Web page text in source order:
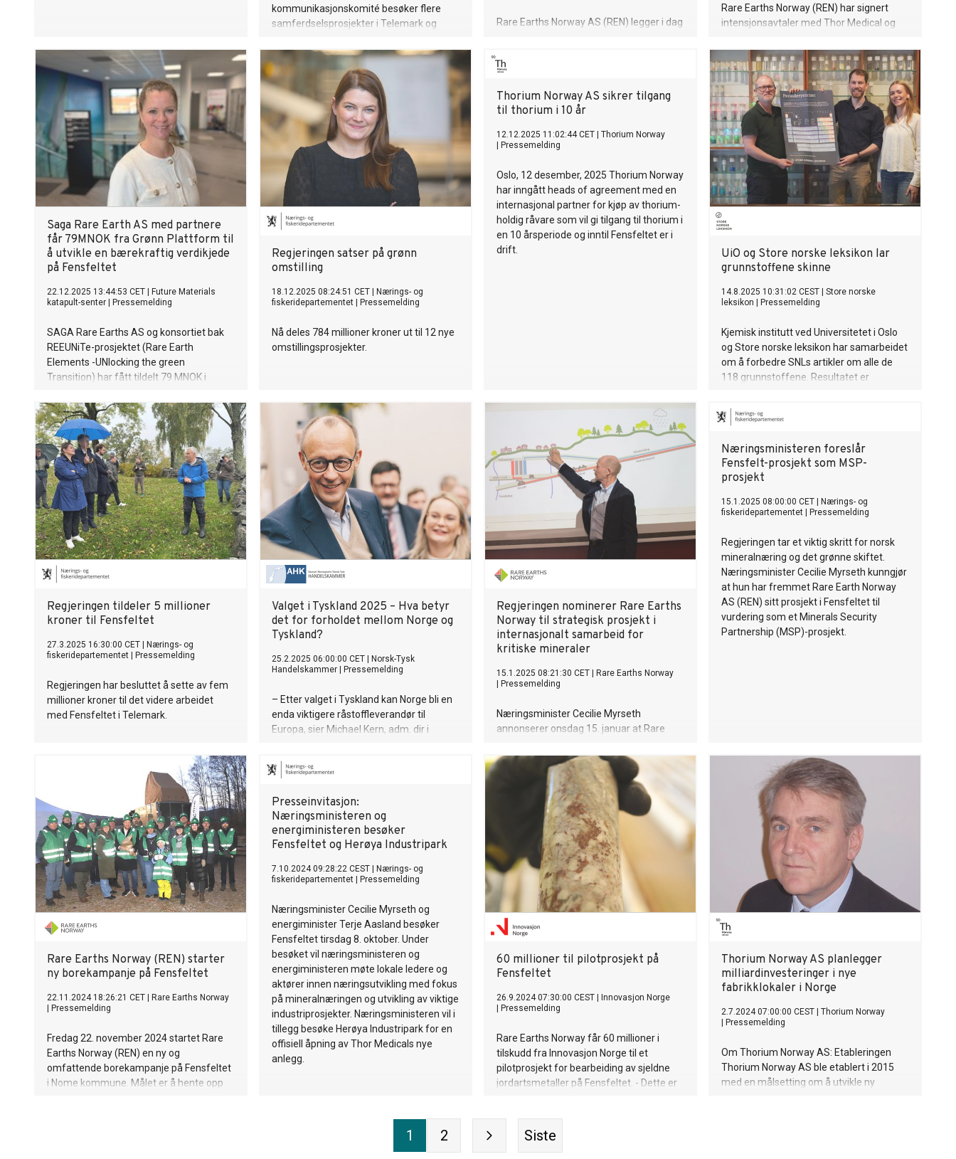
kommunikasjonskomité besøker flere
samferdselsprosjekter i Telemark og
Rare Earths Norway AS (REN) legger i dag
JORC-standarden av konsulentselskapet
at REN innehar rettighetene til Europas
desidert største forekomst av sjeldne
Rare Earths Norway (REN) har signert
intensjonsavtaler med Thor Medical og
samarbeid knyttet til kommersiell bruk av
thorium i forbindelse med prosessering
av sjeldne jordarter fra Fensfeltet ved
Ulefoss.
Saga Rare Earth AS med partnere
får 79MNOK fra Grønn Plattform til
å utvikle en bærekraftig verdikjede
på Fensfeltet
22.12.2025 13:44:53 CET
Future Materials
katapult-senter
Pressemelding
SAGA Rare Earths AS og konsortiet bak
REEUNiTe-prosjektet (Rare Earth
Elements -UNlocking the green
Transition) har fått tildelt 79 MNOK i
Europas første bærekraftige og
teknologisk ledende verdikjede for
utvinning og prosessering av sjeldne
jordartsmetaller (REE) og thorium fra
Fensfeltet i Telemark. Tildelingen
markerer et viktig steg for norsk og
europeisk grønn omstilling og prosjektet
har et totalt budsjett på hele 139MNOK.
Regjeringen satser på grønn
omstilling
18.12.2025 08:24:51 CET
Nærings- og
fiskeridepartementet
Pressemelding
Nå deles 784 millioner kroner ut til 12 nye
omstillingsprosjekter.
Thorium Norway AS sikrer tilgang
til thorium i 10 år
12.12.2025 11:02:44 CET
Thorium Norway
Pressemelding
Oslo, 12 desember, 2025 Thorium Norway
har inngått heads of agreement med en
internasjonal partner for kjøp av thorium-
holdig råvare som vil gi tilgang til thorium i
en 10 årsperiode og inntil Fensfeltet er i
drift.
UiO og Store norske leksikon lar
grunnstoffene skinne
14.8.2025 10:31:02 CEST
Store norske
leksikon
Pressemelding
Kjemisk institutt ved Universitetet i Oslo
og Store norske leksikon har samarbeidet
om å forbedre SNLs artikler om alle de
118 grunnstoffene. Resultatet er
og studenter, men også alle som vil
skjønne mer om grunnstoffenes
Regjeringen tildeler 5 millioner
kroner til Fensfeltet
27.3.2025 16:30:00 CET
Nærings- og
fiskeridepartementet
Pressemelding
Regjeringen har besluttet å sette av fem
millioner kroner til det videre arbeidet
med Fensfeltet i Telemark.
Valget i Tyskland 2025 – Hva betyr
det for forholdet mellom Norge og
Tyskland?
25.2.2025 06:00:00 CET
Norsk-Tysk
Handelskammer
Pressemelding
– Etter valget i Tyskland kan Norge bli en
enda viktigere råstoffleverandør til
Europa, sier Michael Kern, adm. dir i
Regjeringen nominerer Rare Earths
Norway til strategisk prosjekt i
internasjonalt samarbeid for
kritiske mineraler
15.1.2025 08:21:30 CET
Rare Earths Norway
Pressemelding
Næringsminister Cecilie Myrseth
annonserer onsdag 15. januar at Rare
strategisk prosjekt under Minerals
Security Partnership (MSP).
Næringsministeren foreslår
Fensfelt-prosjekt som MSP-
prosjekt
15.1.2025 08:00:00 CET
Nærings- og
fiskeridepartementet
Pressemelding
Regjeringen tar et viktig skritt for norsk
mineralnæring og det grønne skiftet.
Næringsminister Cecilie Myrseth kunngjør
at hun har fremmet Rare Earth Norway
AS (REN) sitt prosjekt i Fensfeltet til
vurdering som et Minerals Security
Partnership (MSP)-prosjekt.
Rare Earths Norway (REN) starter
ny borekampanje på Fensfeltet
22.11.2024 18:26:21 CET
Rare Earths Norway
Pressemelding
Fredag 22. november 2024 startet Rare
Earths Norway (REN) en ny og
omfattende borekampanje på Fensfeltet
i Nome kommune. Målet er å hente opp
Presseinvitasjon:
Næringsministeren og
energiministeren besøker
Fensfeltet og Herøya Industripark
7.10.2024 09:28:22 CEST
Nærings- og
fiskeridepartementet
Pressemelding
Næringsminister Cecilie Myrseth og
energiminister Terje Aasland besøker
Fensfeltet tirsdag 8. oktober. Under
besøket vil næringsministeren og
energiministeren møte lokale ledere og
aktører innen næringsutvikling med fokus
på mineralnæringen og utvikling av viktige
industriprosjekter. Næringsministeren vil i
tillegg besøke Herøya Industripark for en
offisiell åpning av Thor Medicals nye
anlegg.
60 millioner til pilotprosjekt på
Fensfeltet
26.9.2024 07:30:00 CEST
Innovasjon Norge
Pressemelding
Rare Earths Norway får 60 millioner i
tilskudd fra Innovasjon Norge til et
pilotprosjekt for bearbeiding av sjeldne
jordartsmetaller på Fensfeltet. - Dette er
europeisk forsyning av metaller som er
viktige for det grønne skiftet, sier
Thorium Norway AS planlegger
milliardinvesteringer i nye
fabrikklokaler i Norge
2.7.2024 07:00:00 CEST
Thorium Norway
Pressemelding
Om Thorium Norway AS: Etableringen
Thorium Norway AS ble etablert i 2015
med en målsetting om å utvikle ny
1 2 Siste